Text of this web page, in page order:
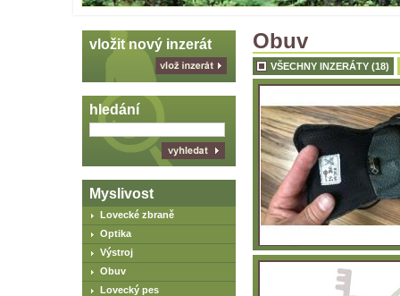
Obuv
VŠECHNY INZERÁTY (18)
vložit nový inzerát
vlož
hledání
Myslivost
Lovecké zbraně
Optika
Výstroj
Obuv
Lovecký pes
Skoč